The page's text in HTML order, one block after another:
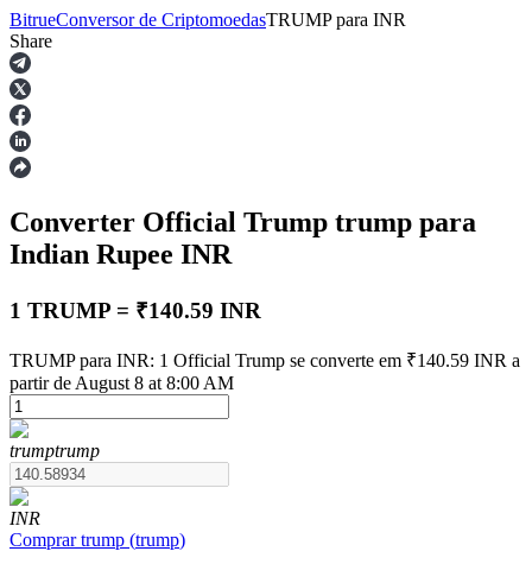
Futuros
Futuros de USDT
Futuros usando USDT como garantia
BitrueConversor de CriptomoedasTRUMP para INR
Share
Converter Official Trump trump para
Indian Rupee INR
1 TRUMP = ₹140.59 INR
TRUMP para INR: 1 Official Trump se converte em ₹140.59 INR a
partir de August 8 at 8:00 AM
trumptrump
INR
Comprar trump (trump)